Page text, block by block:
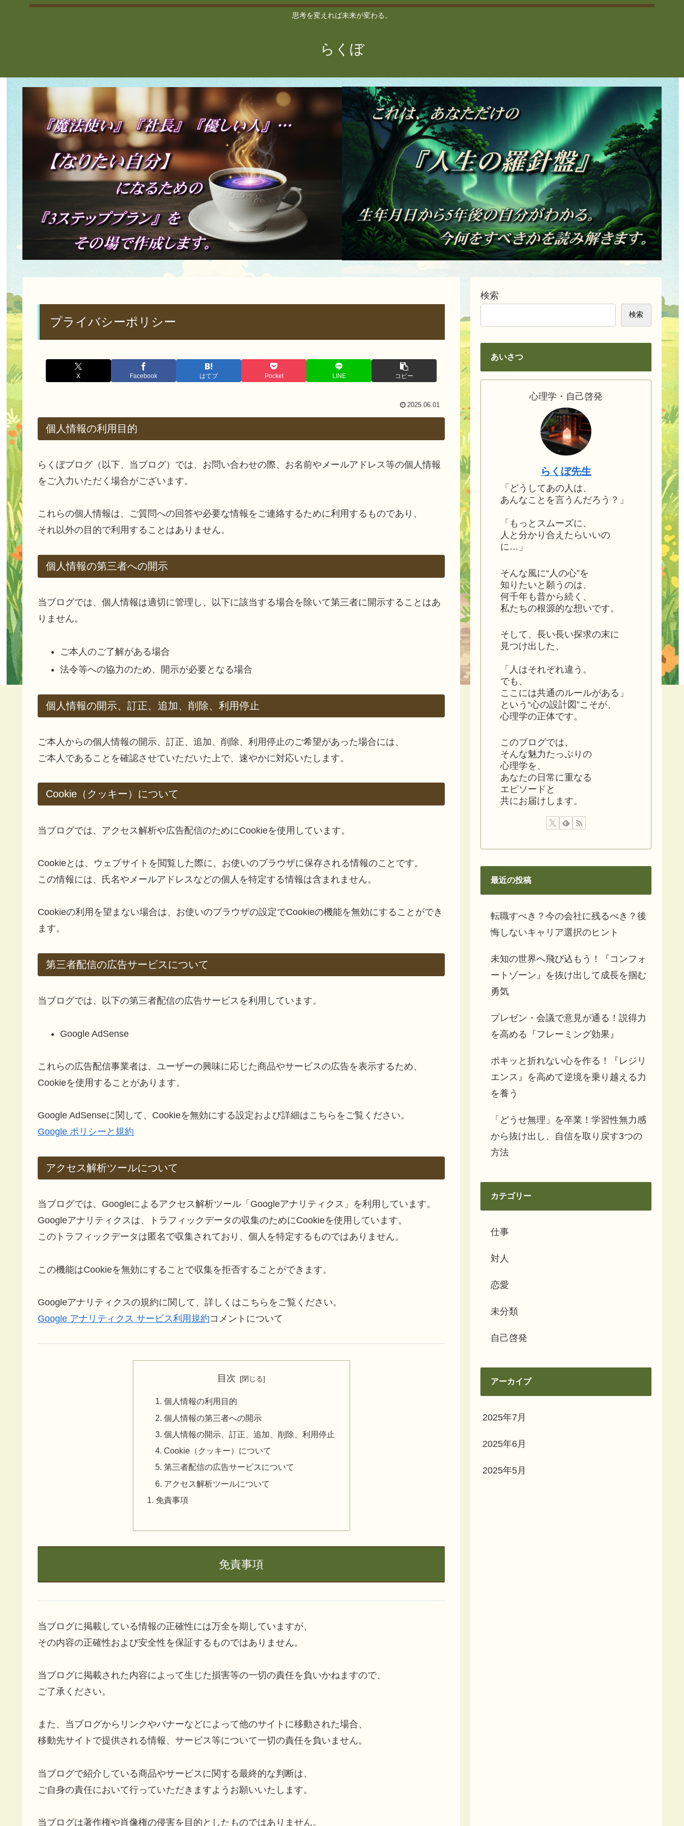
思考を変えれば未来が変わる。
らくぼ
プライバシーポリシー
X Facebook はてブ Pocket LINE コピー
2025.06.01
個人情報の利用目的
らくぼブログ（以下、当ブログ）では、お問い合わせの際、お名前やメールアドレス等の個人情報
をご入力いただく場合がございます。
これらの個人情報は、ご質問への回答や必要な情報をご連絡するために利用するものであり、
それ以外の目的で利用することはありません。
個人情報の第三者への開示
当ブログでは、個人情報は適切に管理し、以下に該当する場合を除いて第三者に開示することはあ
りません。
ご本人のご了解がある場合
法令等への協力のため、開示が必要となる場合
個人情報の開示、訂正、追加、削除、利用停止
ご本人からの個人情報の開示、訂正、追加、削除、利用停止のご希望があった場合には、
ご本人であることを確認させていただいた上で、速やかに対応いたします。
Cookie（クッキー）について
当ブログでは、アクセス解析や広告配信のためにCookieを使用しています。
Cookieとは、ウェブサイトを閲覧した際に、お使いのブラウザに保存される情報のことです。
この情報には、氏名やメールアドレスなどの個人を特定する情報は含まれません。
Cookieの利用を望まない場合は、お使いのブラウザの設定でCookieの機能を無効にすることができ
ます。
第三者配信の広告サービスについて
当ブログでは、以下の第三者配信の広告サービスを利用しています。
Google AdSense
これらの広告配信事業者は、ユーザーの興味に応じた商品やサービスの広告を表示するため、
Cookieを使用することがあります。
Google AdSenseに関して、Cookieを無効にする設定および詳細はこちらをご覧ください。
Google ポリシーと規約
アクセス解析ツールについて
当ブログでは、Googleによるアクセス解析ツール「Googleアナリティクス」を利用しています。
Googleアナリティクスは、トラフィックデータの収集のためにCookieを使用しています。
このトラフィックデータは匿名で収集されており、個人を特定するものではありません。
この機能はCookieを無効にすることで収集を拒否することができます。
Googleアナリティクスの規約に関して、詳しくはこちらをご覧ください。
Google アナリティクス サービス利用規約コメントについて
目次
個人情報の利用目的
個人情報の第三者への開示
個人情報の開示、訂正、追加、削除、利用停止
Cookie（クッキー）について
第三者配信の広告サービスについて
アクセス解析ツールについて
免責事項
免責事項
当ブログに掲載している情報の正確性には万全を期していますが、
その内容の正確性および安全性を保証するものではありません。
当ブログに掲載された内容によって生じた損害等の一切の責任を負いかねますので、
ご了承ください。
また、当ブログからリンクやバナーなどによって他のサイトに移動された場合、
移動先サイトで提供される情報、サービス等について一切の責任を負いません。
当ブログで紹介している商品やサービスに関する最終的な判断は、
ご自身の責任において行っていただきますようお願いいたします。
当ブログは著作権や肖像権の侵害を目的としたものではありません。
検索
検索
あいさつ
心理学・自己啓発
らくぼ先生
「どうしてあの人は、
あんなことを言うんだろう？」
「もっとスムーズに、
人と分かり合えたらいいの
に…」
そんな風に“人の心”を
知りたいと願うのは、
何千年も昔から続く、
私たちの根源的な想いです。
そして、長い長い探求の末に
見つけ出した、
「人はそれぞれ違う。
でも、
ここには共通のルールがある」
という“心の設計図”こそが、
心理学の正体です。
このブログでは、
そんな魅力たっぷりの
心理学を、
あなたの日常に重なる
エピソードと
共にお届けします。
最近の投稿
転職すべき？今の会社に残るべき？後
悔しないキャリア選択のヒント
未知の世界へ飛び込もう！『コンフォ
ートゾーン』を抜け出して成長を掴む
勇気
プレゼン・会議で意見が通る！説得力
を高める『フレーミング効果』
ポキッと折れない心を作る！『レジリ
エンス』を高めて逆境を乗り越える力
を養う
「どうせ無理」を卒業！学習性無力感
から抜け出し、自信を取り戻す3つの
方法
カテゴリー
仕事
対人
恋愛
未分類
自己啓発
アーカイブ
2025年7月
2025年6月
2025年5月